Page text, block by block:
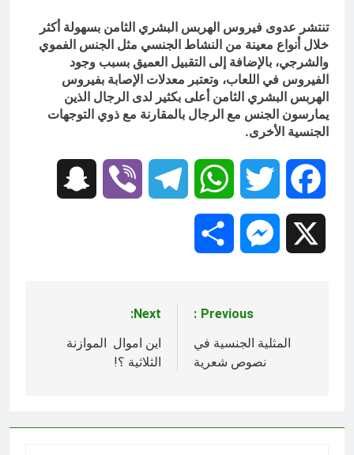
تنتشر عدوى فيروس الهربس البشري الثامن بسهولة أكثر
خلال أنواع معينة من النشاط الجنسي مثل الجنس الفموي
والشرجي، بالإضافة إلى التقبيل العميق بسبب وجود
الفيروس في اللعاب، وتعتبر معدلات الإصابة بفيروس
الهربس البشري الثامن أعلى بكثير لدى الرجال الذين
يمارسون الجنس مع الرجال بالمقارنة مع ذوي التوجهات
الجنسية الأخرى.
Facebook
Twitter
WhatsApp
Telegram
Viber
Messenger
المقالات
Previous:
المثلية الجنسية في
نصوص شعرية
Next:
اين اموال الموازنة
الثلاثية ؟!